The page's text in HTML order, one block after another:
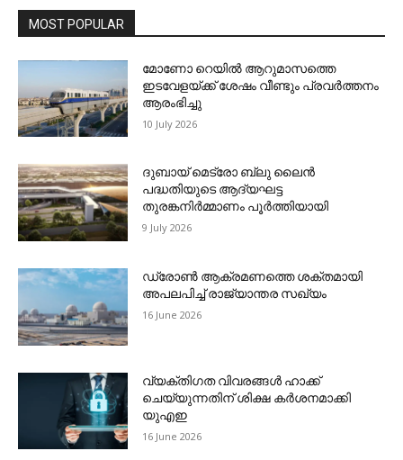
MOST POPULAR
മോണോ റെയില്‍ ആറുമാസത്തെ
ഇടവേളയ്ക്ക് ശേഷം വീണ്ടും പ്രവര്‍ത്തനം
ആരംഭിച്ചു
10 July 2026
ദുബായ് മെട്രോ ബ്ലു ലൈന്‍
പദ്ധതിയുടെ ആദ്യഘട്ട
തുരങ്കനിര്‍മ്മാണം പൂര്‍ത്തിയായി
9 July 2026
ഡ്രോണ്‍ ആക്രമണത്തെ ശക്തമായി
അപലപിച്ച് രാജ്യാന്തര സഖ്യം
16 June 2026
വ്യക്തിഗത വിവരങ്ങള്‍ ഹാക്ക്
ചെയ്യുന്നതിന് ശിക്ഷ കര്‍ശനമാക്കി
യുഎഇ
16 June 2026